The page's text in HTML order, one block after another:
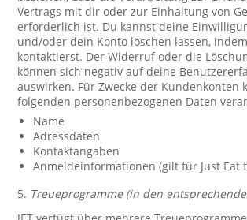
Vertrags mit dir oder zur Einhaltung von
erforderlich ist. Du kannst deine
und/oder dein Konto löschen lassen,
kontaktierst. Der Widerruf oder die
können sich negativ auf deine
auswirken. Für Zwecke der Kundenkonten
folgenden personenbezogenen Daten
Name
Adressdaten
Kontaktangaben
Anmeldeinformationen (gilt für Just Eat
5. Treueprogramme (in den